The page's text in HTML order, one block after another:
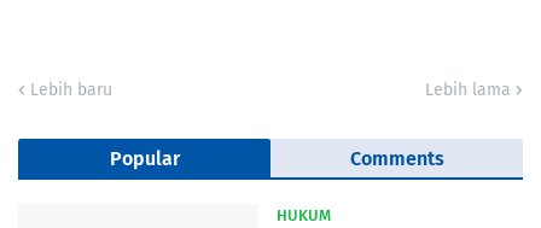
Lebih baru Lebih lama
Popular Comments
HUKUM